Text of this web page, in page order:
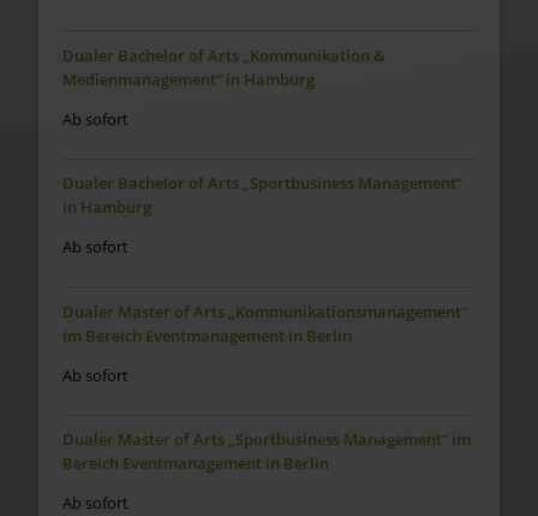
Dualer Bachelor of Arts „Kommunikation &
Medienmanagement“ in Hamburg
Ab sofort
Dualer Bachelor of Arts „Sportbusiness Management“
in Hamburg
Ab sofort
Dualer Master of Arts „Kommunikationsmanagement“
im Bereich Eventmanagement in Berlin
Ab sofort
Dualer Master of Arts „Sportbusiness Management“ im
Bereich Eventmanagement in Berlin
Ab sofort